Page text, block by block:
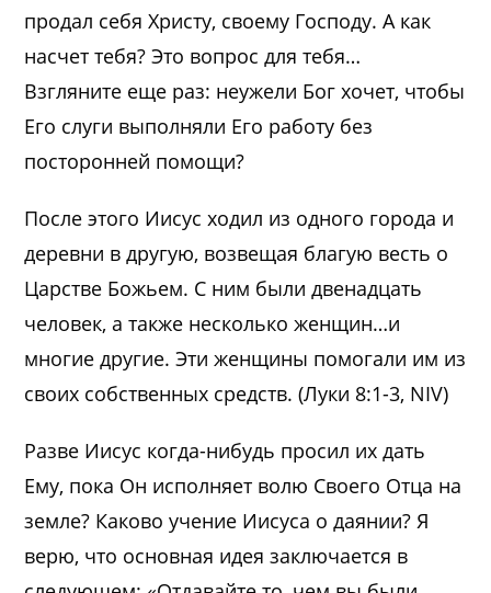
продал себя Христу, своему Господу. А как
насчет тебя? Это вопрос для тебя…
Взгляните еще раз: неужели Бог хочет, чтобы
Его слуги выполняли Его работу без
посторонней помощи?
После этого Иисус ходил из одного города и
деревни в другую, возвещая благую весть о
Царстве Божьем. С ним были двенадцать
человек, а также несколько женщин…и
многие другие. Эти женщины помогали им из
своих собственных средств. (Луки 8:1-3, NIV)
Разве Иисус когда-нибудь просил их дать
Ему, пока Он исполняет волю Своего Отца на
земле? Каково учение Иисуса о даянии? Я
верю, что основная идея заключается в